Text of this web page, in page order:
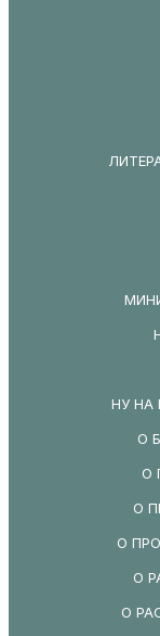
НУ НА
О
О
О
О
О
О